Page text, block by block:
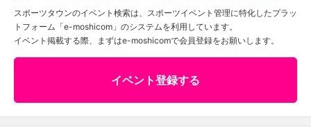
スポーツタウンのイベント検索は、スポーツイベント管理に特化したプラッ
トフォーム「e-moshicom」のシステムを利用しています。
イベント掲載する際、まずはe-moshicomで会員登録をお願いします。
イベント登録する